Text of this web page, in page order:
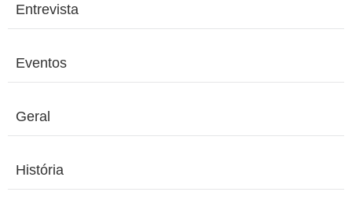
Entrevista
Eventos
Geral
História